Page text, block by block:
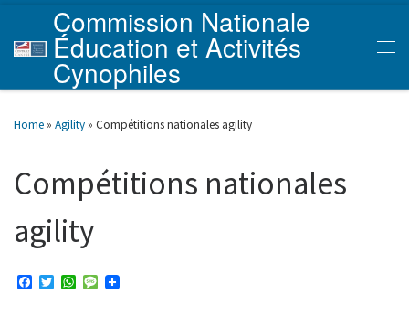
Skip to content
Commission Nationale
Éducation et Activités
Cynophiles
Home » Agility » Compétitions nationales agility
Compétitions nationales
agility
T
W
M